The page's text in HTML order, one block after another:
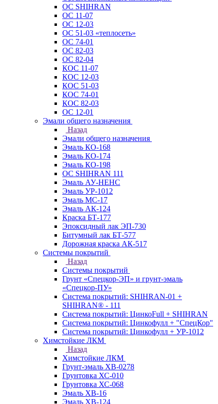
ОС SHIHRAN
ОС 11-07
ОС 12-03
ОС 51-03 «теплосеть»
ОС 74-01
ОС 82-03
ОС 82-04
КОС 11-07
КОС 12-03
КОС 51-03
КОС 74-01
КОС 82-03
ОС 12-01
Эмали общего назначения
Назад
Эмали общего назначения
Эмаль КО-168
Эмаль КО-174
Эмаль КО-198
ОС SHIHRAN 111
Эмаль АУ-НЕНС
Эмаль УР-1012
Эмаль МС-17
Эмаль АК-124
Краска БТ-177
Эпоксидный лак ЭП-730
Битумный лак БТ-577
Дорожная краска АК-517
Системы покрытий
Назад
Системы покрытий
Грунт «Спецкор-ЭП» и грунт-эмаль
«Спецкор-ПУ»
Система покрытий: SHIHRAN-01 +
SHIHRAN® - 111
Система покрытий: ЦинкоFull + SHIHRAN
Система покрытий: Цинкофулл + "СпецКор"
Система покрытий: Цинкофулл + УР-1012
Химстойкие ЛКМ
Назад
Химстойкие ЛКМ
Грунт-эмаль ХВ-0278
Грунтовка ХС-010
Грунтовка ХС-068
Эмаль ХВ-16
Эмаль ХВ-124